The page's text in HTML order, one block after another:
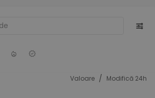
Valoare / Modifică 24h